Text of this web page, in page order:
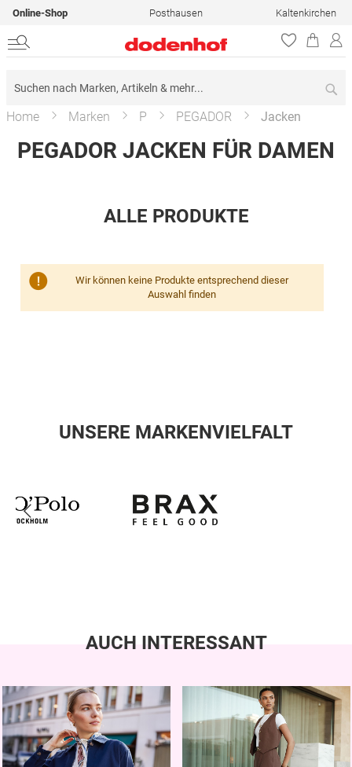
Online-Shop Posthausen Kaltenkirchen
Home Marken P PEGADOR Jacken
PEGADOR JACKEN FÜR DAMEN
ALLE PRODUKTE
Wir können keine Produkte entsprechend dieser
Auswahl finden
UNSERE MARKENVIELFALT
AUCH INTERESSANT